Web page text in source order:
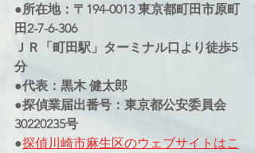
●所在地：〒194-0013 東京都町田市原町
田2-7-6-306
ＪＲ「町田駅」ターミナル口より徒歩5
分
●代表：黒木 健太郎
●探偵業届出番号：東京都公安委員会
30220235号
●探偵川崎市麻生区のウェブサイト はこ